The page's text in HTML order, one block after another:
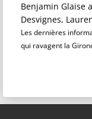
Benjamin Glaise
Desvignes,
Les dernières
qui ravagent la